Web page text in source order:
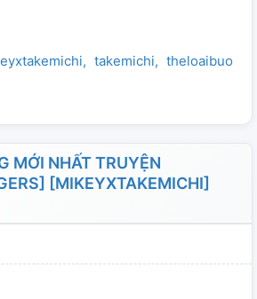
takemichi theloaibuon
MỚI NHẤT TRUYỆN
[MIKEYXTAKEMICHI]